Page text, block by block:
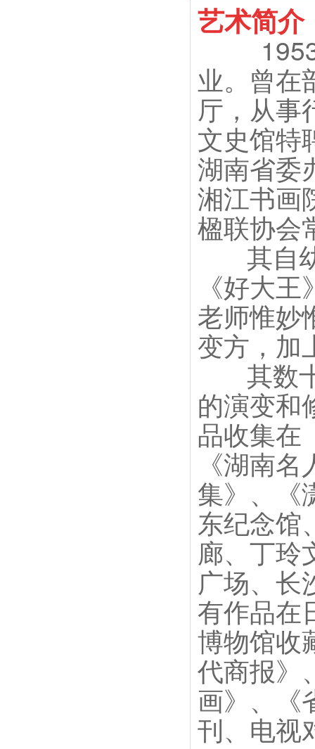
艺术简介
业。曾在
厅，从事
文史馆特
湖南省委
湘江书画
楹联协会
其自
《好大
老师惟妙
变方，加
其数
的演变和
品收集在
《湖南
集》、《
东纪念馆
廊、丁玲
广场、长
有作品在
博物馆收
代商报》
画》、《
刊、电视